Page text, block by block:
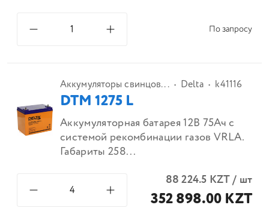
По запросу
Аккумуляторы свинцов... Delta k41116
DTM 1275 L
Аккумуляторная батарея 12В 75Ач с
системой рекомбинации газов VRLA.
Габариты 258...
88 224.5 KZT/ шт
352 898.00 KZT